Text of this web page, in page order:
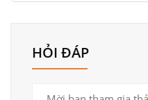
HỎI ĐÁP